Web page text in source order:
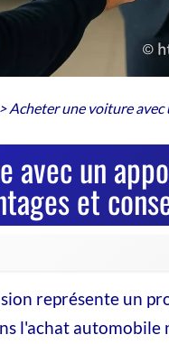
>Acheter une voiture avec
avec un
et
représente un
l'achat automobile